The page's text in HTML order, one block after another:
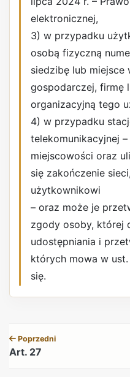
elektronicznej,
3) w przypadku
osobą fizyczną
siedzibę lub miejsce
gospodarczej, firmę
organizacyjną tego
4) w przypadku
telekomunikacyjnej
miejscowości oraz
się zakończenie
użytkownikowi
– oraz może je
zgody osoby, której
udostępniania i
których mowa w
się.
Poprzedni
Art. 27